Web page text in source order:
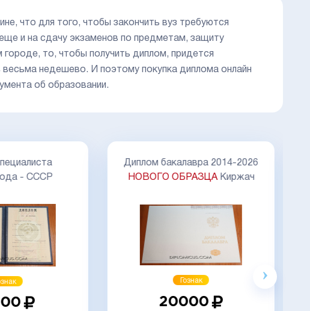
что для того, чтобы закончить вуз требуются
и на сдачу экзаменов по предметам, защиту
то, чтобы получить диплом, придется
недешево. И поэтому покупка диплома онлайн
об образовании.
- СССР
Диплом бакалавра 2014-2026
НОВОГО ОБРАЗЦА Киржач
Гознак
20000